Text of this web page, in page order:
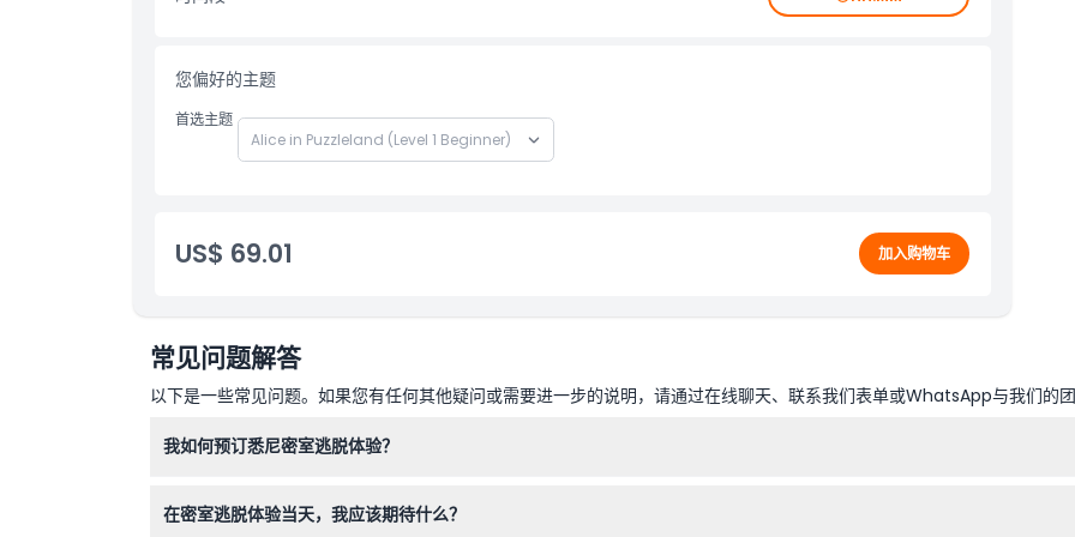
您偏好的主题
首选主题
US$ 69.01 加入购物车
常见问题解答
以下是一些常见问题。如果您有任何其他疑问或需要进一步的说明，请通过在线聊天、联系我们表单或WhatsApp与我们的团
我如何预订悉尼密室逃脱体验？
在密室逃脱体验当天，我应该期待什么？